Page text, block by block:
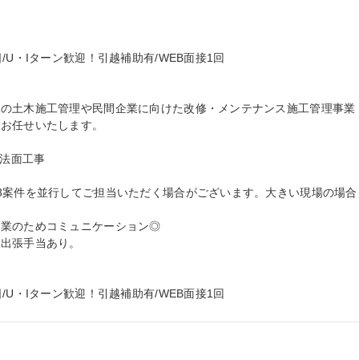
・Iターン歓迎！引越補助有/WEB面接1回
土木施工管理や民間企業に向けた改修・メンテナンス施工管理事業
任せいたします。
面工事
件を並行してご担当いただく場合がございます。大きい現場の場合
のためコミュニケーション◎
張手当あり。
・Iターン歓迎！引越補助有/WEB面接1回